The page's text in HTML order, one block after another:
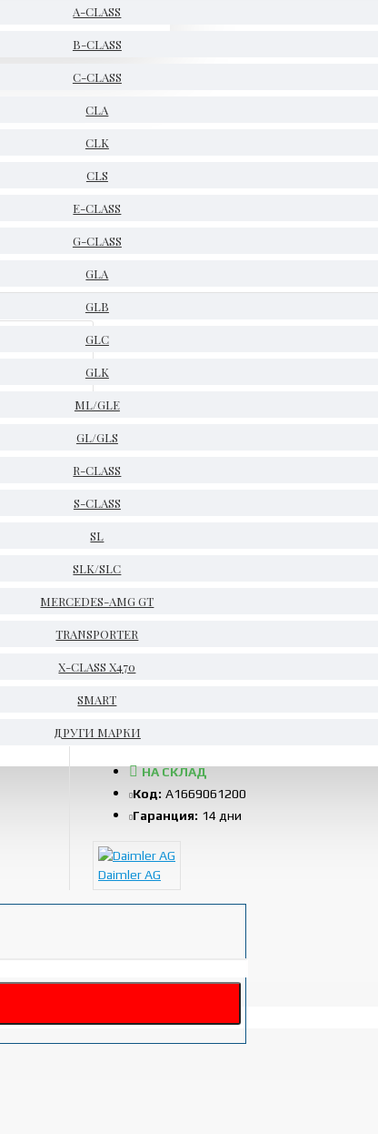
A-CLASS
B-CLASS
C-CLASS
CLA
CLK
CLS
E-CLASS
G-CLASS
GLA
GLB
GLC
GLK
ML/GLE
GL/GLS
R-CLASS
S-CLASS
SL
SLK/SLC
MERCEDES-AMG GT
TRANSPORTER
X-CLASS X470
SMART
ДРУГИ МАРКИ
НА СКЛАД
Код: A1669061200
Гаранция: 14 дни
Daimler AG